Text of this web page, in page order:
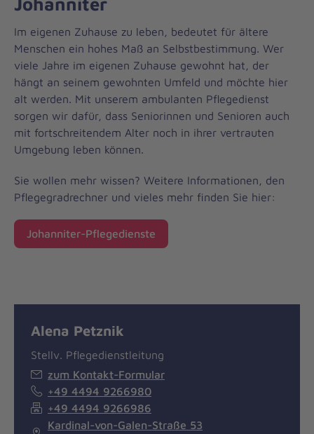
Im eigenen Zuhause zu leben, bedeutet für ältere
Menschen ein hohes Maß an Selbstbestimmung. Wer
viele Jahre im eigenen Zuhause gewohnt hat, der
hängt an seinem gewohnten Umfeld und möchte hier
alt werden. Mit unserem ambulanten Pflegedienst
sorgen wir dafür, dass Seniorinnen und Senioren auch
mit fortschreitendem Alter noch in ihrer vertrauten
Umgebung leben können.
Sie wollen mehr wissen? Weitere Informationen, den
Pflegegradrechner und vieles mehr finden Sie hier:
Johanniter-Pflegedienste
Alena Petznik
Stellv. Pflegedienstleitung
zum Kontakt-Formular
+49 4494 9266980
+49 4494 9266986
Kardinal-von-Galen-Straße 53